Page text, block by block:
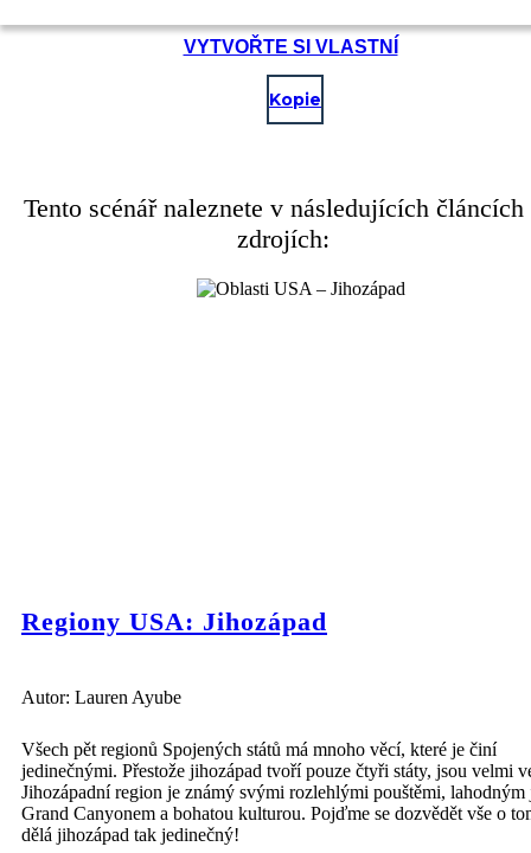
VYTVOŘTE SI VLASTNÍ
Kopie
Tento scénář naleznete v následujících článcích
zdrojích:
Regiony USA: Jihozápad
Autor: Lauren Ayube
Všech pět regionů Spojených států má mnoho věcí, které je činí
jedinečnými. Přestože jihozápad tvoří pouze čtyři státy, jsou velmi
Jihozápadní region je známý svými rozlehlými pouštěmi, lahodným
Grand Canyonem a bohatou kulturou. Pojďme se dozvědět vše o
dělá jihozápad tak jedinečný!